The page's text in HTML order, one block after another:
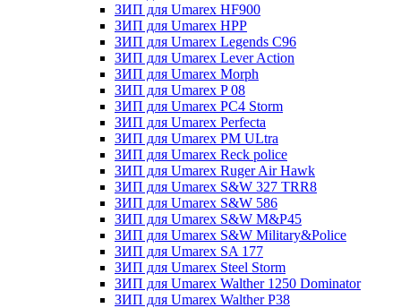
ЗИП для Umarex HF900
ЗИП для Umarex HPP
ЗИП для Umarex Legends C96
ЗИП для Umarex Lever Action
ЗИП для Umarex Morph
ЗИП для Umarex P 08
ЗИП для Umarex PC4 Storm
ЗИП для Umarex Perfecta
ЗИП для Umarex PM ULtra
ЗИП для Umarex Reck police
ЗИП для Umarex Ruger Air Hawk
ЗИП для Umarex S&W 327 TRR8
ЗИП для Umarex S&W 586
ЗИП для Umarex S&W M&P45
ЗИП для Umarex S&W Military&Police
ЗИП для Umarex SA 177
ЗИП для Umarex Steel Storm
ЗИП для Umarex Walther 1250 Dominator
ЗИП для Umarex Walther P38